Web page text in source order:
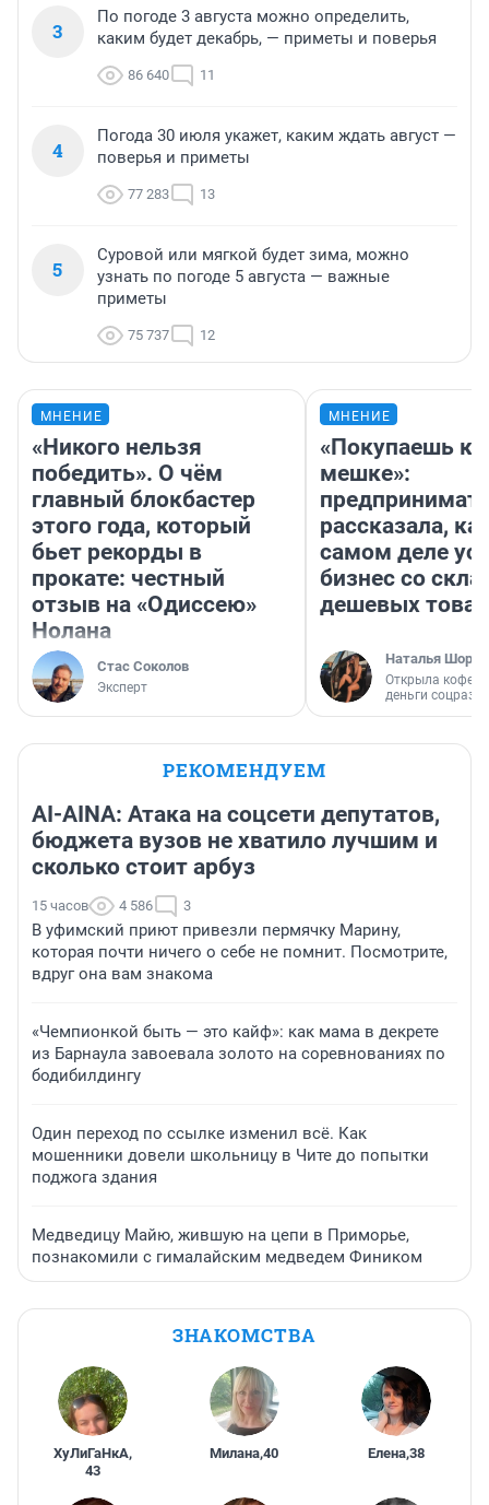
3
По погоде 3 августа можно определить,
каким будет декабрь, — приметы и поверья
86 640 11
4
Погода 30 июля укажет, каким ждать август —
поверья и приметы
77 283 13
5
Суровой или мягкой будет зима, можно
узнать по погоде 5 августа — важные
приметы
75 737 12
МНЕНИЕ
«Никого нельзя
победить». О чём
главный блокбастер
этого года, который
бьет рекорды в
прокате: честный
отзыв на «Одиссею»
Нолана
Стас Соколов
Эксперт
МНЕНИЕ
«Покупаешь
мешке»:
рассказала,
самом деле
бизнес со
дешевых
Наталья
Открыла
деньги
РЕКОМЕНДУЕМ
AI-AINA: Атака на соцсети депутатов,
бюджета вузов не хватило лучшим и
сколько стоит арбуз
15 часов 4 586 3
В уфимский приют привезли пермячку Марину,
которая почти ничего о себе не помнит. Посмотрите,
вдруг она вам знакома
«Чемпионкой быть — это кайф»: как мама в декрете
из Барнаула завоевала золото на соревнованиях по
бодибилдингу
Один переход по ссылке изменил всё. Как
мошенники довели школьницу в Чите до попытки
поджога здания
Медведицу Майю, жившую на цепи в Приморье,
познакомили с гималайским медведем Фиником
ЗНАКОМСТВА
ХуЛиГаНкА,
43
Милана,40 Елена,38